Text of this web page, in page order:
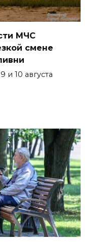
МЧС
смене
и 10 августа